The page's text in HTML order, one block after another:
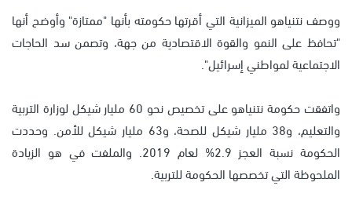
ووصف نتنياهو الميزانية التي أقرتها حكومته بأنها "ممتازة" وأوضح أنها
"تحافظ على النمو والقوة الاقتصادية من جهة، وتصمن سد الحاجات
الاجتماعية لمواطني إسرائيل".
واتفقت حكومة نتنياهو على تخصيص نحو 60 مليار شيكل لوزارة التربية
والتعليم، و38 مليار شيكل للصحة، و63 مليار شيكل للأمن. وحددت
الحكومة نسبة العجز 2.9% لعام 2019. والملفت في هو الزيادة
الملحوظة التي تخصصها الحكومة للتربية.